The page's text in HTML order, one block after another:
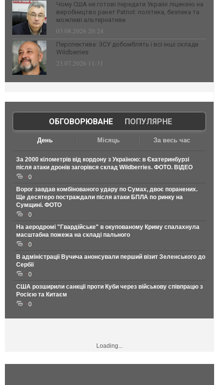
Чому США не готові передати Україні ліцензію на
виробництво ракет Patriot: політика, безпека та
можливі альтернативи
03.08.2026 20:24
Перспектива: ЗСУ добомблять і всі інші склади
Wildberries
23.07.2026 11:31
ОБГОВОРЮВАНЕ| ПОПУЛЯРНЕ
День Місяць За весь час
За 2000 кілометрів від кордону з Україною: в Єкатеринбурзі
після атаки дронів загорівся склад Wildberries. ФОТО. ВІДЕО
0
Ворог завдав комбінованого удару по Сумах, двоє поранених.
Ще десятеро постраждали після атаки БПЛА по ринку на
Сумщині. ФОТО
0
На аеродромі "Гвардійське" в окупованому Криму спалахнула
масштабна пожежа на складі пального
0
В адміністрації Вучича анонсували перший візит Зеленського до
Сербії
0
США розширили санкції проти Куби через військову співпрацю з
Росією та Китаєм
0
Loading...